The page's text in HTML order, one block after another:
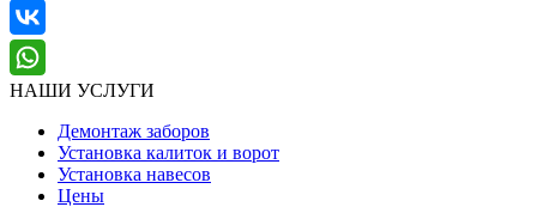
НАШИ УСЛУГИ
Демонтаж заборов
Установка калиток и ворот
Установка навесов
Цены